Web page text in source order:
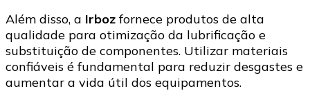
Além disso, a Irbozfornece produtos de alta
qualidade para otimização da lubrificação e
substituição de componentes. Utilizar materiais
confiáveis é fundamental para reduzir desgastes e
aumentar a vida útil dos equipamentos.